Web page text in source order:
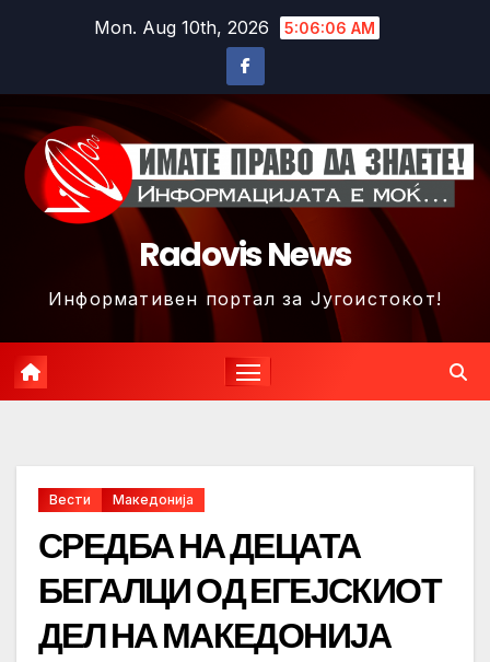
Mon. Aug 10th, 2026 5:06:09 AM
Radovis News
Информативен портал за Југоистокот!
Вести Македонија
СРЕДБА НА ДЕЦАТА
БЕГАЛЦИ ОД ЕГЕЈСКИОТ
ДЕЛ НА МАКЕДОНИЈА